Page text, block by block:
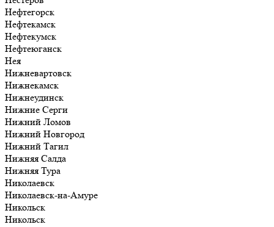
Нефтегорск
Нефтекамск
Нефтекумск
Нефтеюганск
Нея
Нижневартовск
Нижнекамск
Нижнеудинск
Нижние Серги
Нижний Ломов
Нижний Новгород
Нижний Тагил
Нижняя Салда
Нижняя Тура
Николаевск
Николаевск-на-Амуре
Никольск
Никольск